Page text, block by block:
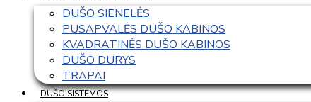
DUŠO SIENELĖS
PUSAPVALĖS DUŠO KABINOS
KVADRATINĖS DUŠO KABINOS
DUŠO DURYS
TRAPAI
DUŠO SISTEMOS